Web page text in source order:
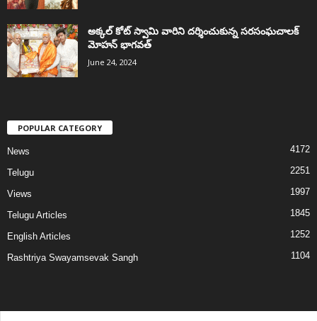
అక్కల్‌ కోట్‌ స్వామి వారిని దర్శించుకున్న సరసంఘచాలక్
మోహన్ భాగవత్
June 24, 2024
POPULAR CATEGORY
News 4172
Telugu 2251
Views 1997
Telugu Articles 1845
English Articles 1252
Rashtriya Swayamsevak Sangh 1104